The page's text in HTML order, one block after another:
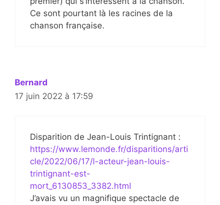
Ce sont pourtant là les racines de la
chanson française.
Bernard
17 juin 2022 à 17:59
Disparition de Jean-Louis Trintignant :
https://www.lemonde.fr/disparitions/arti
cle/2022/06/17/l-acteur-jean-louis-
trintignant-est-
mort_6130853_3382.html
J’avais vu un magnifique spectacle de